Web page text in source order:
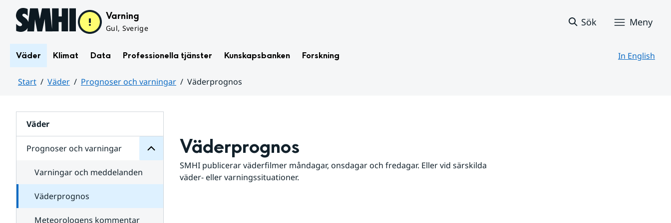
Hoppa till sidans innehåll Varning
Gul, Sverige
Sök Meny
Väder Klimat Data Professionella tjänster Kunskapsbanken Forskning In English
Start Väder Prognoser och varningar
Väderprognos
Väder
Prognoser och varningar
för
varningar
Varningar och meddelanden
Väderprognos
Meteorologens kommentar
Väderprognos
SMHI publicerar väderfilmer måndagar, onsdagar och fredagar. Eller vid särskilda
väder- eller varningssituationer.